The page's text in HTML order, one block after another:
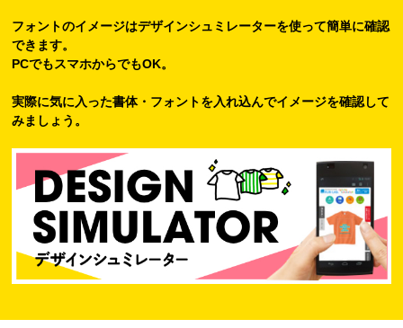
フォントのイメージはデザインシュミレーターを使って簡単に確認
できます。
PCでもスマホからでもOK。
実際に気に入った書体・フォントを入れ込んでイメージを確認して
みましょう。